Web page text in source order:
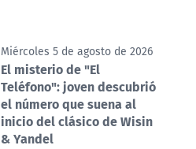
Miércoles 5 de agosto de 2026
El misterio de "El
Teléfono": joven descubrió
el número que suena al
inicio del clásico de Wisin
& Yandel